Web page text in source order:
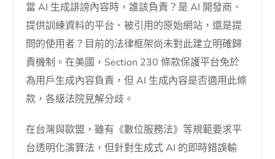
當 AI 生成誹謗內容時，誰該負責？是 AI 開發商、
提供訓練資料的平台、被引用的原始網站，還是提
問的使用者？目前的法律框架尚未對此建立明確歸
責機制。在美國，Section 230 條款保護平台免於
為用戶生成內容負責，但 AI 生成內容是否適用此條
款，各級法院見解分歧。
在台灣與歐盟，雖有《數位服務法》等規範要求平
台透明化演算法，但針對生成式 AI 的即時錯誤輸